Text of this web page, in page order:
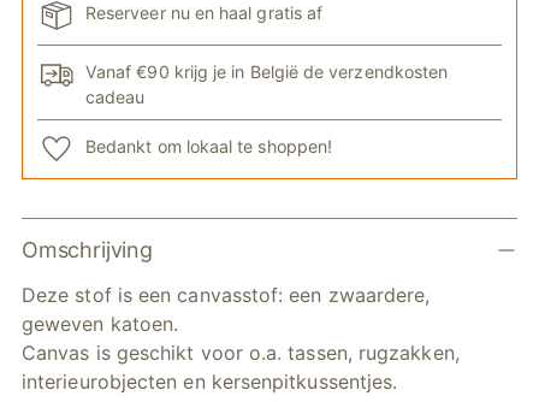
Reserveer nu en haal gratis af
Vanaf €90 krijg je in België de verzendkosten
cadeau
Bedankt om lokaal te shoppen!
Artikel
toevoegen
winkelwagen
Omschrijving
Deze stof is een canvasstof: een zwaardere,
geweven katoen.
Canvas is geschikt voor o.a. tassen, rugzakken,
interieurobjecten en kersenpitkussentjes.